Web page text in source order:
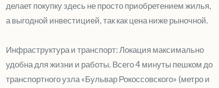
делает покупку здесь не просто приобретением жилья,
а выгодной инвестицией, так как цена ниже рыночной.
Инфраструктура и транспорт: Локация максимально
удобна для жизни и работы. Всего 4 минуты пешком до
транспортного узла «Бульвар Рокоссовского» (метро и